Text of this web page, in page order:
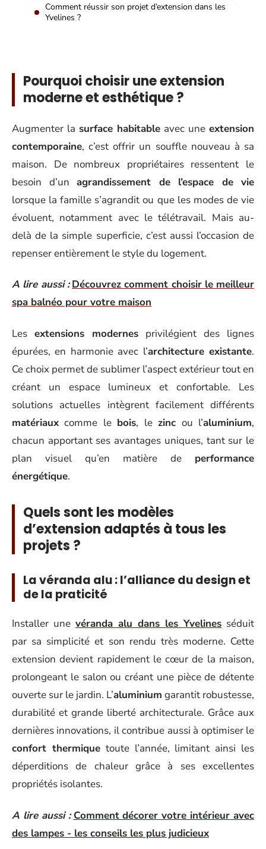
Comment réussir son projet d’extension dans les
Yvelines ?
Pourquoi choisir une extension
moderne et esthétique ?
Augmenter la surface habitable avec une extension
contemporaine, c’est offrir un souffle nouveau à sa
maison. De nombreux propriétaires ressentent le
besoin d’un agrandissement de l’espace de vie
lorsque la famille s’agrandit ou que les modes de vie
évoluent, notamment avec le télétravail. Mais au-
delà de la simple superficie, c’est aussi l’occasion de
repenser entièrement le style du logement.
A lire aussi : Découvrez comment choisir le meilleur
spa balnéo pour votre maison
Les extensions modernes privilégient des lignes
épurées, en harmonie avec l’architecture existante.
Ce choix permet de sublimer l’aspect extérieur tout en
créant un espace lumineux et confortable. Les
solutions actuelles intègrent facilement différents
matériaux comme le bois, lezinc ou l’aluminium,
chacun apportant ses avantages uniques, tant sur le
plan visuel qu’en matière de performance
énergétique.
Quels sont les modèles
d’extension adaptés à tous les
projets ?
La véranda alu : l’alliance du design et
de la praticité
Installer une véranda alu dans les Yvelines séduit
par sa simplicité et son rendu très moderne. Cette
extension devient rapidement le cœur de la maison,
prolongeant le salon ou créant une pièce de détente
ouverte sur le jardin. L’aluminium garantit robustesse,
durabilité et grande liberté architecturale. Grâce aux
dernières innovations, il contribue aussi à optimiser le
confort thermiquetoute l’année, limitant ainsi les
déperditions de chaleur grâce à ses excellentes
propriétés isolantes.
A lire aussi : Comment décorer votre intérieur avec
des lampes - les conseils les plus judicieux